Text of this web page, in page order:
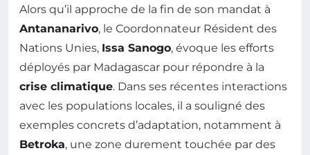
Alors qu’il approche de la fin de son mandat à
Antananarivo, le Coordonnateur Résident des
Nations Unies, Issa Sanogo, évoque les efforts
déployés par Madagascar pour répondre à la
crise climatique. Dans ses récentes interactions
avec les populations locales, il a souligné des
exemples concrets d’adaptation, notamment à
Betroka, une zone durement touchée par des